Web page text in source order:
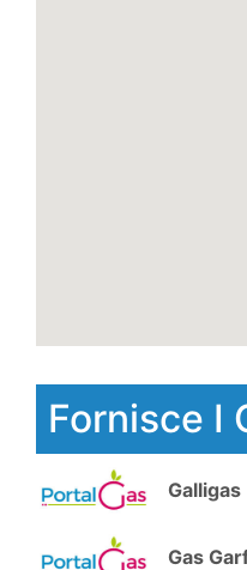
Fornisce I
Galligas
Gas